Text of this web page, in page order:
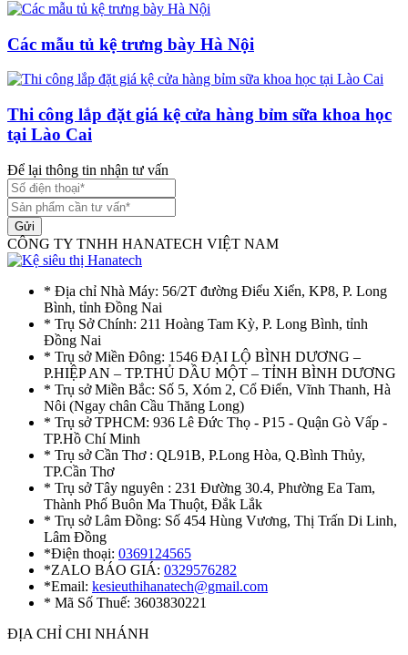
Các mẫu tủ kệ trưng bày Hà Nội
Thi công lắp đặt giá kệ cửa hàng bỉm sữa khoa học
tại Lào Cai
Để lại thông tin nhận tư vấn
Gửi
CÔNG TY TNHH HANATECH VIỆT NAM
* Địa chỉ Nhà Máy: 56/2T đường Điểu Xiển, KP8, P. Long
Bình, tỉnh Đồng Nai
* Trụ Sở Chính: 211 Hoàng Tam Kỳ, P. Long Bình, tỉnh
Đồng Nai
* Trụ sở Miền Đông: 1546 ĐẠI LỘ BÌNH DƯƠNG –
P.HIỆP AN – TP.THỦ DẦU MỘT – TỈNH BÌNH DƯƠNG
* Trụ sở Miền Bắc: Số 5, Xóm 2, Cổ Điển, Vĩnh Thanh, Hà
Nôi (Ngay chân Cầu Thăng Long)
* Trụ sở TPHCM: 936 Lê Đức Thọ - P15 - Quận Gò Vấp -
TP.Hồ Chí Minh
* Trụ sở Cần Thơ : QL91B, P.Long Hòa, Q.Bình Thủy,
TP.Cần Thơ
* Trụ sở Tây nguyên : 231 Đường 30.4, Phường Ea Tam,
Thành Phố Buôn Ma Thuột, Đắk Lắk
* Trụ sở Lâm Đồng: Số 454 Hùng Vương, Thị Trấn Di Linh,
Lâm Đồng
*Điện thoại: 0369124565
*ZALO BÁO GIÁ: 0329576282
*Email: kesieuthihanatech@gmail.com
* Mã Số Thuế: 3603830221
ĐỊA CHỈ CHI NHÁNH